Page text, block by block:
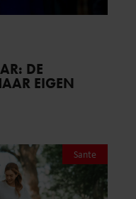
DE
EIGEN
Sante